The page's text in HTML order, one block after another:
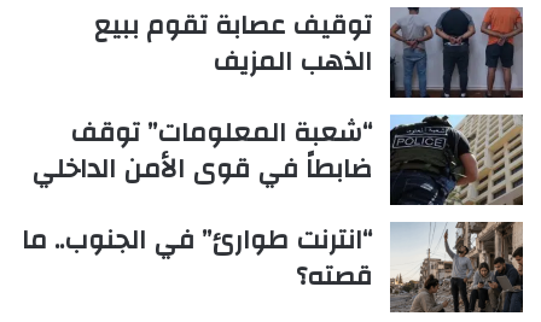
توقيف عصابة تقوم ببيع
الذهب المزيف
“شعبة المعلومات” توقف
ضابطاً في قوى الأمن الداخلي
“انترنت طوارئ” في الجنوب.. ما
قصته؟